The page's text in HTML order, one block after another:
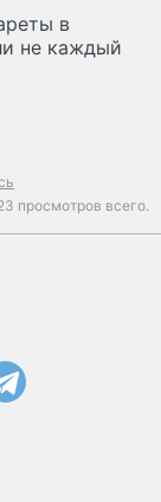
в
не каждый
просмотров всего.